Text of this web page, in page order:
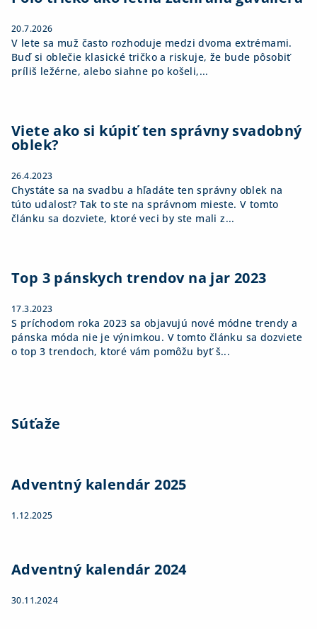
20.7.2026
V lete sa muž často rozhoduje medzi dvoma extrémami.
Buď si oblečie klasické tričko a riskuje, že bude pôsobiť
príliš ležérne, alebo siahne po košeli,...
Viete ako si kúpiť ten správny svadobný
oblek?
26.4.2023
Chystáte sa na svadbu a hľadáte ten správny oblek na
túto udalosť? Tak to ste na správnom mieste. V tomto
článku sa dozviete, ktoré veci by ste mali z...
Top 3 pánskych trendov na jar 2023
17.3.2023
S príchodom roka 2023 sa objavujú nové módne trendy a
pánska móda nie je výnimkou. V tomto článku sa dozviete
o top 3 trendoch, ktoré vám pomôžu byť š...
Súťaže
Adventný kalendár 2025
1.12.2025
Adventný kalendár 2024
30.11.2024